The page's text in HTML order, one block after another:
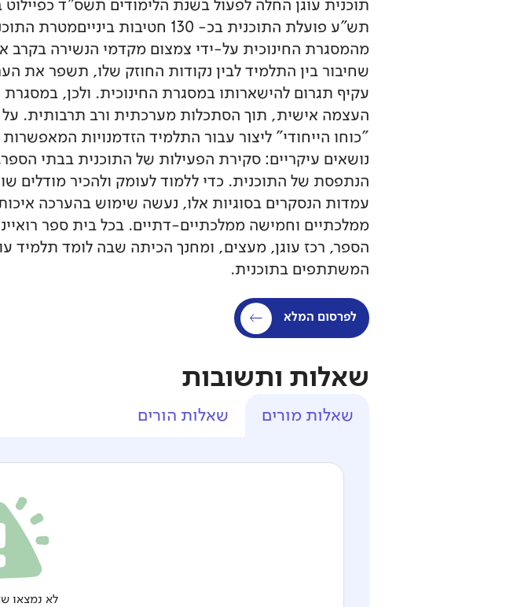
תש"ע פועלת התוכנית בכ- 130
מהמסגרת החינוכית על-ידי צמצום מקדמי הנשירה בקרב
שחיבור בין התלמיד לבין נקודות החוזק שלו, תשפר את
עקיף תגרום להישארותו במסגרת החינוכית. ולכן,
העצמה אישית, תוך הסתכלות מערכתית ורב תרבותית.
"כוחו הייחודי" ליצור עבור התלמיד הזדמנויות
נושאים עיקריים: סקירת הפעילות של התוכנית בבתי
הנתפסת של התוכנית. כדי ללמוד לעומק ולהכיר מודלים
עמדות הנסקרים בסוגיות אלו, נעשה שימוש בהערכה
ממלכתיים וחמישה ממלכתיים-דתיים. בכל בית ספר
הספר, רכז עוגן, מעצים, ומחנך הכיתה שבה לומד תלמיד
המשתתפים בתוכנית.
לפרסום המלא
שאלות ותשובות
שאלות מורים שאלות הורים
לא נמצאו